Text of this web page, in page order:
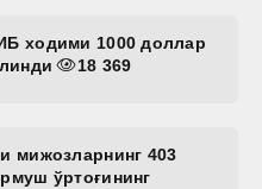
ходими 1000 доллар
18 369
мижозларнинг 403
ўртоғининг